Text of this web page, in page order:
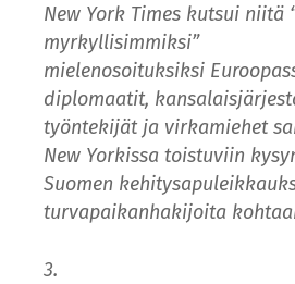
New York Times kutsui niitä
myrkyllisimmiksi”
mielenosoituksiksi
diplomaatit,
työntekijät ja virkamiehet
New Yorkissa toistuviin
Suomen
turvapaikanhakijoita
3.